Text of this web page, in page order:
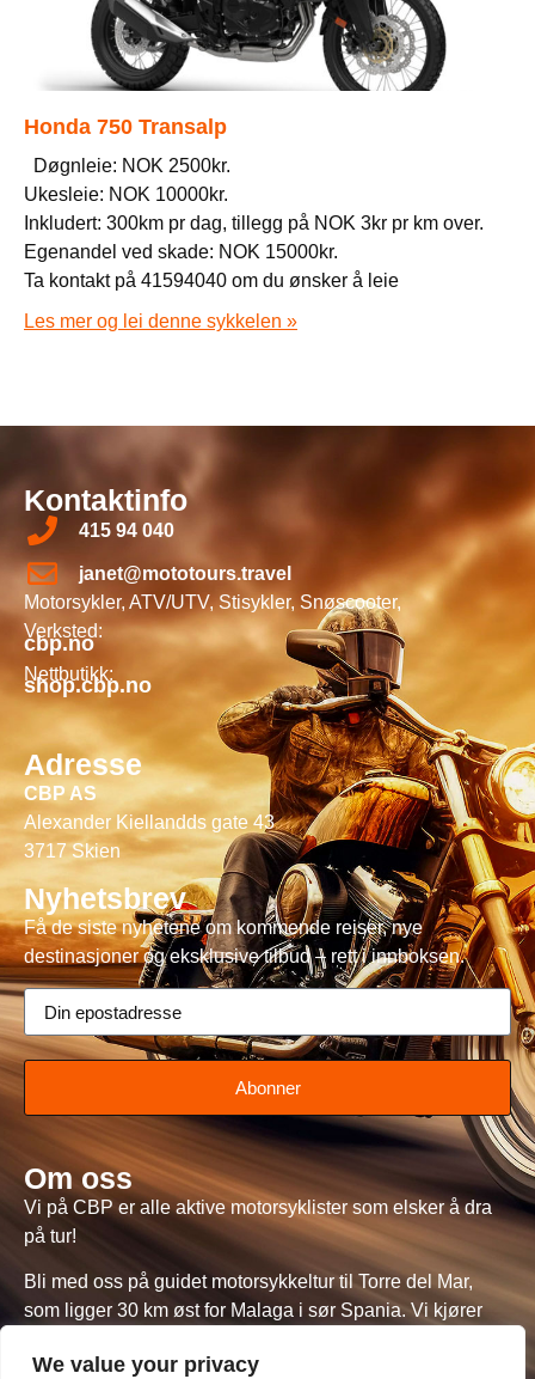
We value your privacy
Honda 750 Transalp
Døgnleie: NOK 2500kr.
Ukesleie: NOK 10000kr.
Inkludert: 300km pr dag, tillegg på NOK 3kr pr km over.
Egenandel ved skade: NOK 15000kr.
Ta kontakt på 41594040 om du ønsker å leie
Les mer og lei denne sykkelen »
Kontaktinfo
415 94 040
janet@mototours.travel
Motorsykler, ATV/UTV, Stisykler, Snøscooter,
Verksted:
cbp.no
Nettbutikk:
shop.cbp.no
Adresse
CBP AS
Alexander Kiellandds gate 43
3717 Skien
Nyhetsbrev
Få de siste nyhetene om kommende reiser, nye
destinasjoner og eksklusive tilbud – rett i innboksen.
Abonner
Om oss
Vi på CBP er alle aktive motorsyklister som elsker å dra
på tur!
Bli med oss på guidet motorsykkeltur til Torre del Mar,
som ligger 30 km øst for Malaga i sør Spania. Vi kjører
og Janet som guide.